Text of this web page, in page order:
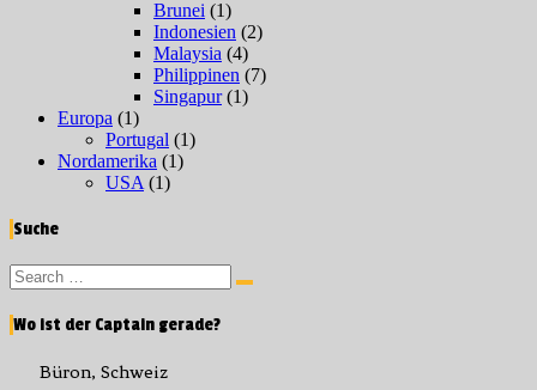
Brunei (1)
Indonesien (2)
Malaysia (4)
Philippinen (7)
Singapur(1)
Europa (1)
Portugal (1)
Nordamerika (1)
USA (1)
Suche
Search
for:
Search
Wo ist der Captain gerade?
Büron, Schweiz